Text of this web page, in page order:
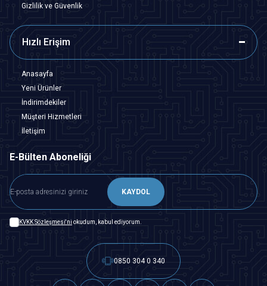
Gizlilik ve Güvenlik
Hızlı Erişim
Anasayfa
Yeni Ürünler
İndirimdekiler
Müşteri Hizmetleri
İletişim
E-Bülten Aboneliği
KAYDOL
KVKK Sözleşmesi'ni okudum, kabul ediyorum.
0850 304 0 340